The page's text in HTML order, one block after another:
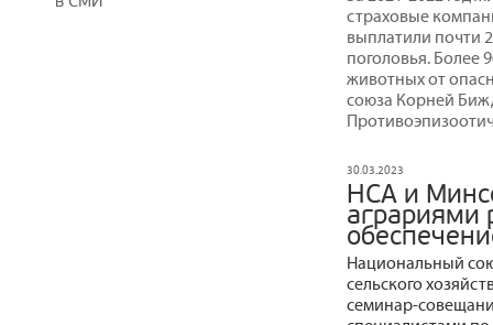
страховые
выплатили почти
поголовья. Более
животных от
союза Корней
30.03.2023
НСА и
аграриями
Национальный
сельского
семинар-